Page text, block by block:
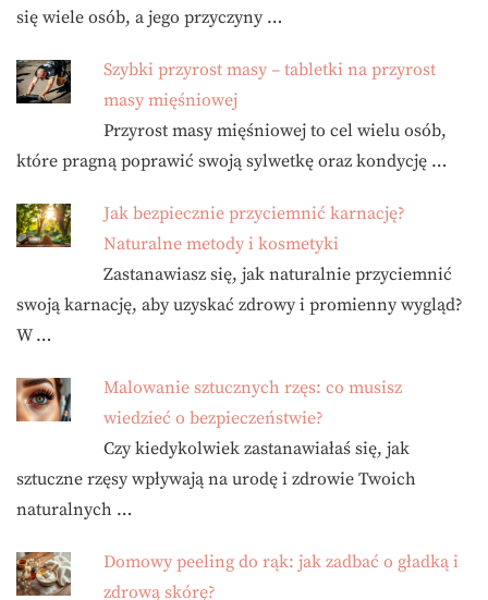
się wiele osób, a jego przyczyny …
Szybki przyrost masy – tabletki na przyrost
masy mięśniowej
Przyrost masy mięśniowej to cel wielu osób,
które pragną poprawić swoją sylwetkę oraz kondycję …
Jak bezpiecznie przyciemnić karnację?
Naturalne metody i kosmetyki
Zastanawiasz się, jak naturalnie przyciemnić
swoją karnację, aby uzyskać zdrowy i promienny wygląd?
W …
Malowanie sztucznych rzęs: co musisz
wiedzieć o bezpieczeństwie?
Czy kiedykolwiek zastanawiałaś się, jak
sztuczne rzęsy wpływają na urodę i zdrowie Twoich
naturalnych …
Domowy peeling do rąk: jak zadbać o gładką i
zdrową skórę?